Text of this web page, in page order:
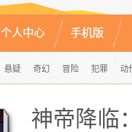
个人中心 手机版
悬疑 奇幻 冒险 犯罪 动
神帝降临